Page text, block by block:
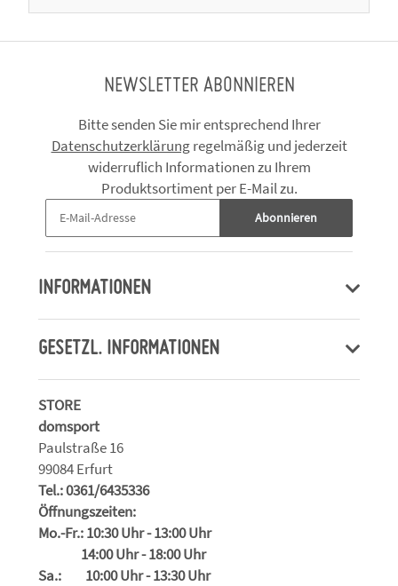
NEWSLETTER ABONNIEREN
Bitte senden Sie mir entsprechend Ihrer
Datenschutzerklärungregelmäßig und jederzeit
widerruflich Informationen zu Ihrem
Produktsortiment per E-Mail zu.
Abonnieren
INFORMATIONEN
GESETZL. INFORMATIONEN
STORE
domsport
Paulstraße 16
99084 Erfurt
Tel.: 0361/6435336
Öffnungszeiten:
Mo.-Fr.: 10:30 Uhr - 13:00 Uhr
14:00 Uhr - 18:00 Uhr
Sa.: 10:00 Uhr - 13:30 Uhr